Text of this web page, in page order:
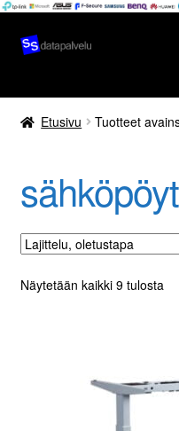
Siirry
Siirry
Etusivu
Ajankohtaista
Palvelut
Yrityksestä
Etusivu Tuotteet
Näytetään kaikki 9 tulosta